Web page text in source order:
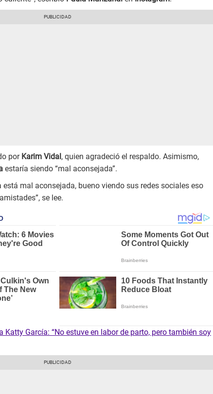
por Karim Vidal , quien agradeció el respaldo. Asimismo,
estaría siendo “mal aconsejada”.
está mal aconsejada, bueno viendo sus redes sociales eso
se lee.
Katty García: “No estuve en labor de parto, pero también soy